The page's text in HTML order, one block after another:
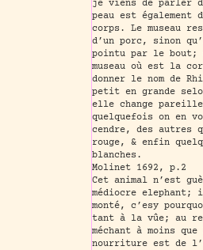
je viens de parler
peau est également
corps. Le museau
d’un porc, sinon
pointu par le bout;
museau où est la
donner le nom de
petit en grande
elle change
quelquefois on en
cendre, des
rouge, & enfin
blanches.
Molinet 1692, p.2
Cet animal n’est
médiocre
monté, c’esy
tant à la vûe; au
méchant à moins
nourriture est de